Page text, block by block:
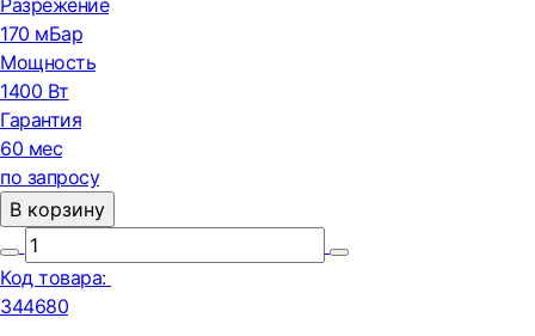
Разрежение
170 мБар
Мощность
1400 Вт
Гарантия
60 мес
по запросу
В корзину
Код товара:
344680